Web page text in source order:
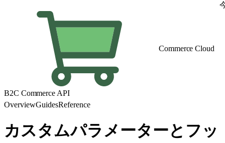
Commerce Cloud
B2C Commerce API
OverviewGuidesReference
カスタムパラメーターとフッ